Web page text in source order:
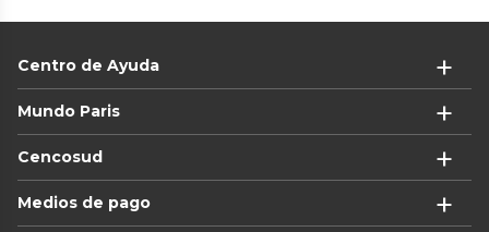
Centro de Ayuda
Mundo Paris
Cencosud
Medios de pago